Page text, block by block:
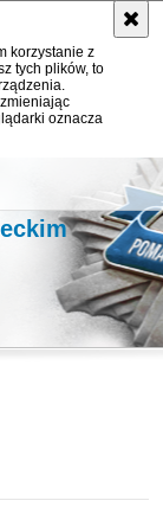
korzystanie z
tych plików, to
oznacza